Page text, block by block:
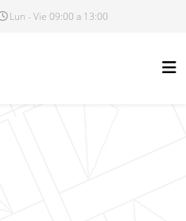
Lun - Vie 09:00 a 13:00